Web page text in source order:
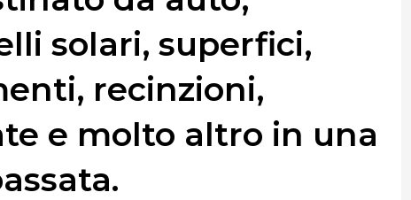
solari, superfici,
recinzioni,
e molto altro in una